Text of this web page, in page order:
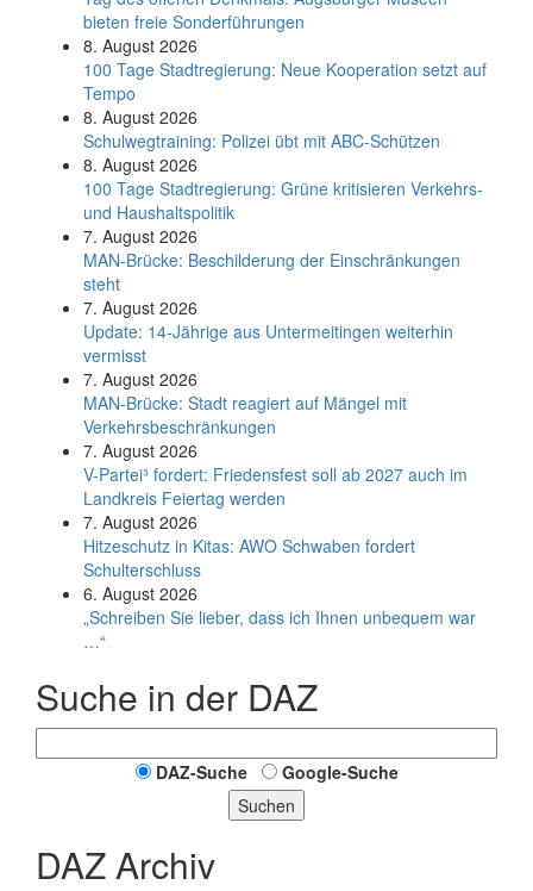
bieten freie Sonderführungen
8. August 2026
100 Tage Stadtregierung: Neue Kooperation setzt auf
Tempo
8. August 2026
Schul­weg­trai­ning: Poli­zei übt mit ABC-Schüt­zen
8. August 2026
100 Tage Stadtregierung: Grüne kritisieren Verkehrs-
und Haushaltspolitik
7. August 2026
MAN-Brücke: Beschilderung der Einschränkungen
steht
7. August 2026
Update: 14-Jährige aus Untermeitingen weiterhin
vermisst
7. August 2026
MAN-Brücke: Stadt reagiert auf Mängel mit
Verkehrsbeschränkungen
7. August 2026
V-Partei­³ fordert: Friedens­fest soll ab 2027 auch im
Land­kreis Feier­tag werden
7. August 2026
Hitzeschutz in Kitas: AWO Schwaben fordert
Schulterschluss
6. August 2026
„Schreiben Sie lieber, dass ich Ihnen unbequem war
…“
Suche in der DAZ
DAZ-Suche
Google-Suche
Suchen
DAZ Archiv